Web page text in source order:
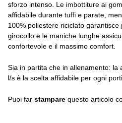
sforzo intenso. Le imbottiture ai
affidabile durante tuffi e parate,
100% poliestere riciclato
girocollo e le maniche lunghe
confortevole e il massimo comfort.
Sia in partita che in allenamento: la
l/s è la scelta affidabile per ogni
Puoi far stampare questo articolo